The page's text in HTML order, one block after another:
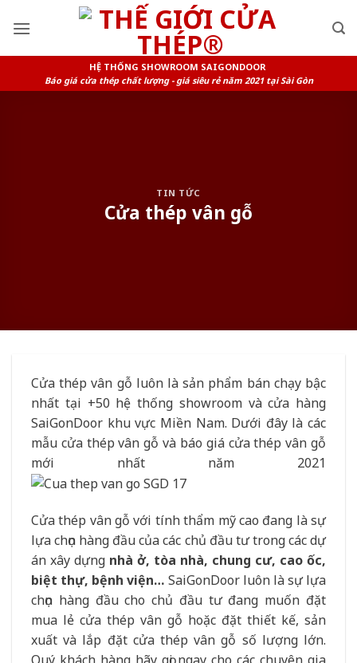
HỆ THỐNG SHOWROOM SAIGONDOOR
Báo giá cửa thép chất lượng - giá siêu rẻ năm 2021 tại Sài Gòn
TIN TỨC
Cửa thép vân gỗ
Cửa thép vân gỗ luôn là sản phẩm bán chạy bậc
nhất tại +50 hệ thống showroom và cửa hàng
SaiGonDoor khu vực Miền Nam. Dưới đây là các
mẫu cửa thép vân gỗ và báo giá cửa thép vân gỗ
mới nhất năm 2021
Cửa thép vân gỗ với tính thẩm mỹ cao đang là sự
lựa chọn hàng đầu của các chủ đầu tư trong các dự
án xây dựng nhà ở, tòa nhà, chung cư, cao ốc,
biệt thự, bệnh viện… SaiGonDoor luôn là sự lựa
chọn hàng đầu cho chủ đầu tư đang muốn đặt
mua lẻ cửa thép vân gỗ hoặc đặt thiết kế, sản
xuất và lắp đặt cửa thép vân gỗ số lượng lớn.